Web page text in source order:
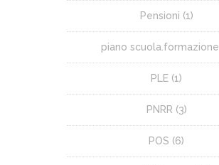
Pensioni (1)
piano scuola.formazione
PLE (1)
PNRR (3)
POS (6)